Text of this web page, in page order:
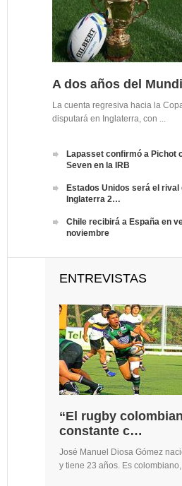
A dos años del
La cuenta regresiva hacia la
disputará en Inglaterra, con ...
Lapasset confirmó a Pichot
Seven en la IRB
Estados Unidos será el
Inglaterra 2…
Chile recibirá a España en
noviembre
ENTREVISTAS
“El rugby
constante c…
José Manuel Diosa Gómez
y tiene 23 años. Es colombiano,